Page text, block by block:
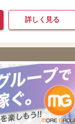
詳しく見る